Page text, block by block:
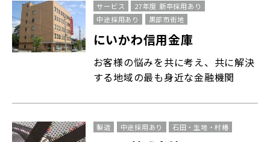
サービス
27年度 新卒採用あり
中途採用あり
黒部市街地
にいかわ信用金庫
お客様の悩みを共に考え、共に解決
する地域の最も身近な金融機関
製造 中途採用あり 石田・生地・村椿